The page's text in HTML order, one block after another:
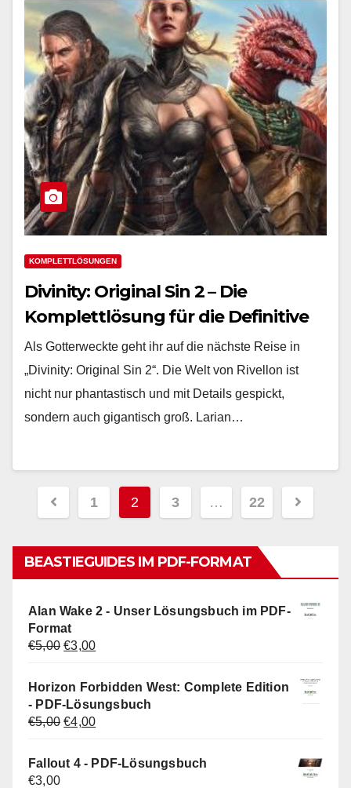
KOMPLETTLÖSUNGEN
Divinity: Original Sin 2 – Die
Komplettlösung für die Definitive
Edition
Als Gotterweckte geht ihr auf die nächste Reise in
„Divinity: Original Sin 2“. Die Welt von Rivellon ist
nicht nur phantastisch und mit Details gespickt,
sondern auch gigantisch groß. Larian…
Beitragsnavigation
1 2 3 … 22
BEASTIEGUIDES IM PDF-FORMAT
Alan Wake 2 - Unser Lösungsbuch im PDF-
Format
€5,00 Ursprünglicher
war:
€5,00
€3,00Aktueller
ist:
€3,00.
Horizon Forbidden West: Complete Edition
- PDF-Lösungsbuch
€5,00 Ursprünglicher
war:
€4,00Aktueller
ist:
Fallout 4 - PDF-Lösungsbuch
€3,00